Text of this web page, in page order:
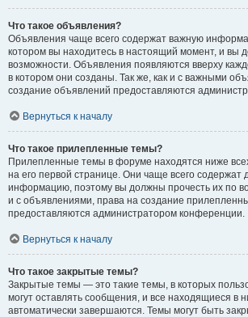
Что такое объявления?
Объявления чаще всего содержат важную
котором вы находитесь в настоящий момент, и вы
возможности. Объявления появляются вверху
в котором они созданы. Так же, как и с важными
создание объявлений предоставляются
Вернуться к началу
Что такое прилепленные темы?
Прилепленные темы в форуме находятся ниже
на его первой странице. Они чаще всего содержат
информацию, поэтому вы должны прочесть их по
и с объявлениями, права на создание
предоставляются администратором конференции.
Вернуться к началу
Что такое закрытые темы?
Закрытые темы — это такие темы, в которых
могут оставлять сообщения, и все находящиеся в
автоматически завершаются. Темы могут быть